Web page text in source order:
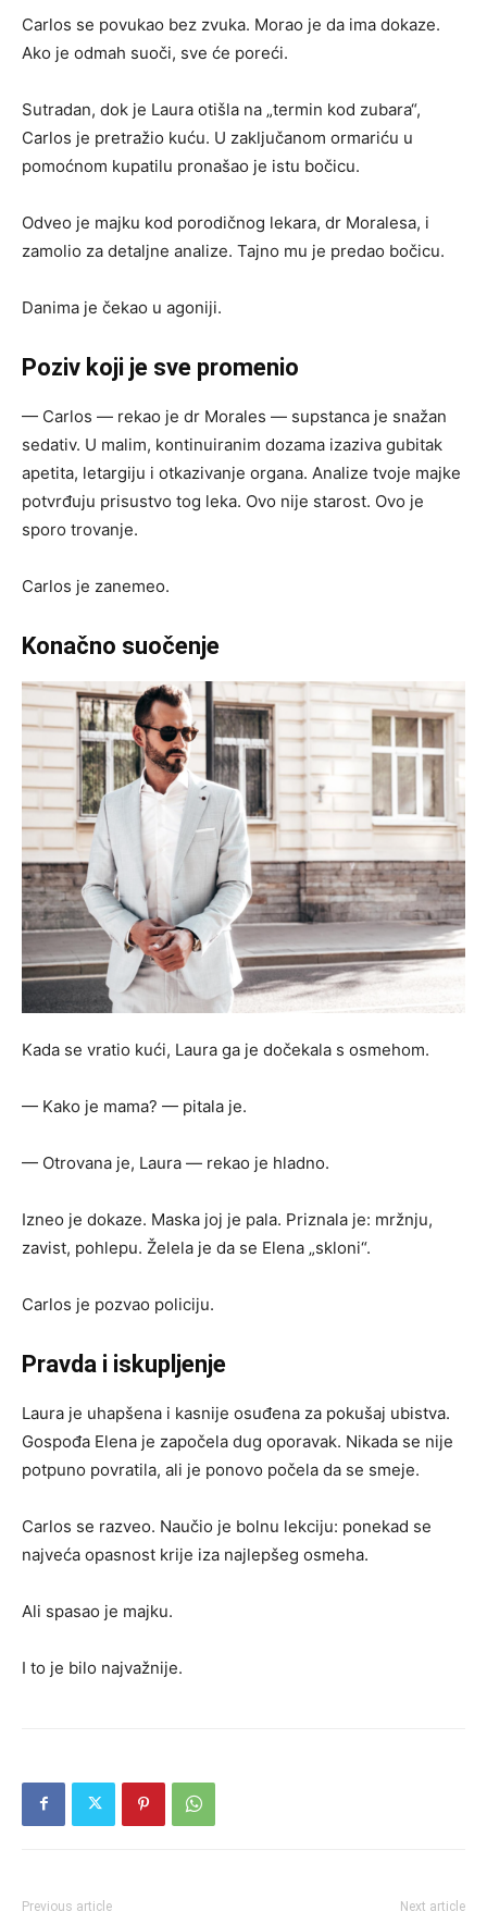
Carlos se povukao bez zvuka. Morao je da ima dokaze.
Ako je odmah suoči, sve će poreći.
Sutradan, dok je Laura otišla na „termin kod zubara“,
Carlos je pretražio kuću. U zaključanom ormariću u
pomoćnom kupatilu pronašao je istu bočicu.
Odveo je majku kod porodičnog lekara, dr Moralesa, i
zamolio za detaljne analize. Tajno mu je predao bočicu.
Danima je čekao u agoniji.
Poziv koji je sve promenio
— Carlos — rekao je dr Morales — supstanca je snažan
sedativ. U malim, kontinuiranim dozama izaziva gubitak
apetita, letargiju i otkazivanje organa. Analize tvoje majke
potvrđuju prisustvo tog leka. Ovo nije starost. Ovo je
sporo trovanje.
Carlos je zanemeo.
Konačno suočenje
Kada se vratio kući, Laura ga je dočekala s osmehom.
— Kako je mama? — pitala je.
— Otrovanа je, Laura — rekao je hladno.
Izneo je dokaze. Maskа joj je pala. Priznala je: mržnju,
zavist, pohlepu. Želela je da se Elena „skloni“.
Carlos je pozvao policiju.
Pravda i iskupljenje
Laura je uhapšena i kasnije osuđena za pokušaj ubistva.
Gospođa Elena je započela dug oporavak. Nikada se nije
potpuno povratila, ali je ponovo počela da se smeje.
Carlos se razveo. Naučio je bolnu lekciju: ponekad se
najveća opasnost krije iza najlepšeg osmeha.
Ali spasao je majku.
I to je bilo najvažnije.
Previous article Next article